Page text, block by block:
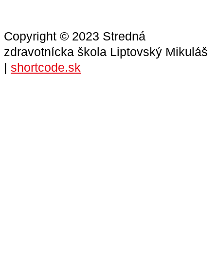
Copyright © 2023 Stredná
zdravotnícka škola Liptovský Mikuláš
| shortcode.sk